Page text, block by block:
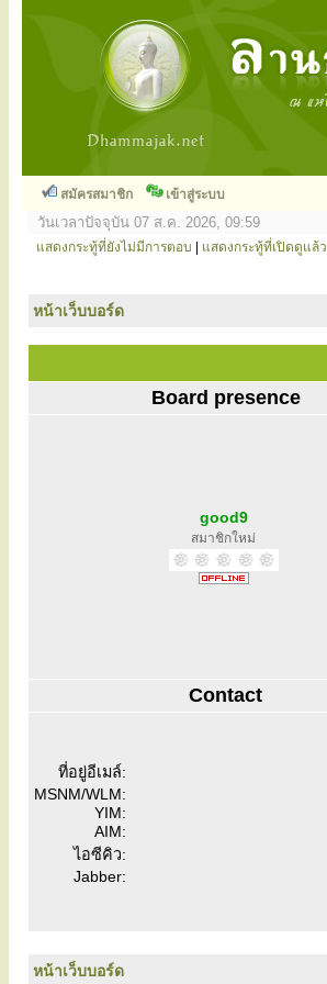
สมัครสมาชิก เข้าสู่ระบบ
วันเวลาปัจจุบัน 07 ส.ค. 2026, 09:59
แสดงกระทู้ที่ยังไม่มีการตอบ แสดงกระทู้ที่เปิดดูแล้ว
หน้าเว็บบอร์ด
Board presence
good9
สมาชิกใหม่
Contact
ที่อยู่อีเมล์:
MSNM/WLM:
YIM:
AIM:
ไอซีคิว:
Jabber:
หน้าเว็บบอร์ด